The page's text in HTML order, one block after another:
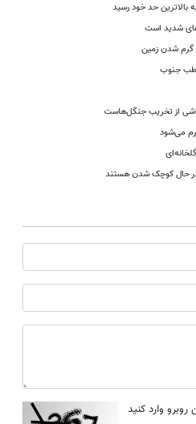
شدید است
گرم شدن زمین
قطب جنوب
می‌شود
حال کوچک شدن هستند
وارد کنید